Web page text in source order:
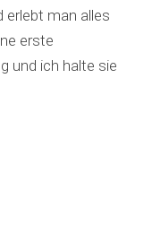
erlebt man alles
erste
und ich halte sie